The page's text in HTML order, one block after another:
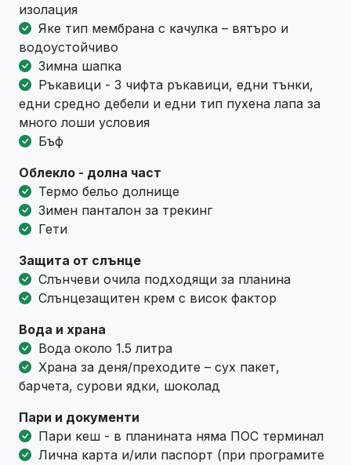
изолация
Яке тип мембрана с качулка – вятъро и
водоустойчиво
Зимна шапка
Ръкавици - 3 чифта ръкавици, едни тънки,
едни средно дебели и едни тип пухена лапа за
много лоши условия
Бъф
Облекло - долна част
Термо бельо долнище
Зимен панталон за трекинг
Гети
Защита от слънце
Слънчеви очила подходящи за планина
Слънцезащитен крем с висок фактор
Вода и храна
Вода около 1.5 литра
Храна за деня/преходите – сух пакет,
барчета, сурови ядки, шоколад
Пари и документи
Пари кеш - в планината няма ПОС терминал
Лична карта и/или паспорт (при програмите